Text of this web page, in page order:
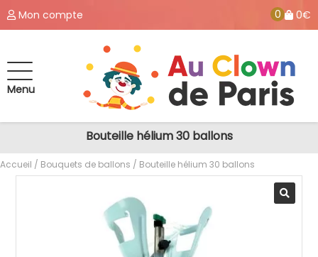
Mon compte 0 0€
Menu
Bouteille hélium 30 ballons
Accueil / Bouquets de ballons / Bouteille hélium 30 ballons